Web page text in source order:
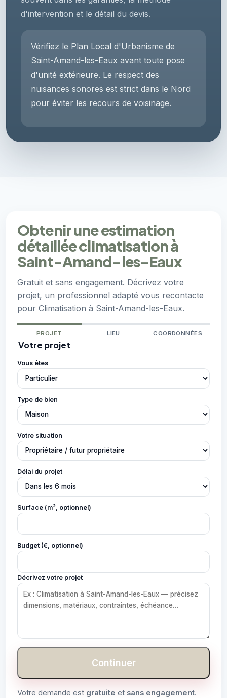
d'intervention et le détail du devis.
Vérifiez le Plan Local d'Urbanisme de
Saint-Amand-les-Eaux avant toute pose
d'unité extérieure. Le respect des
nuisances sonores est strict dans le Nord
pour éviter les recours de voisinage.
Obtenir une estimation
détaillée climatisation à
Saint-Amand-les-Eaux
Gratuit et sans engagement. Décrivez votre
projet, un professionnel adapté vous recontacte
pour Climatisation à Saint-Amand-les-Eaux.
PROJET LIEU COORDONNÉES
Votre projet
Vous êtes
Type de bien
Votre situation
Délai du projet
Surface (m², optionnel)
Budget (€, optionnel)
Décrivez votre projet
Continuer
Votre demande est gratuite et sans engagement.